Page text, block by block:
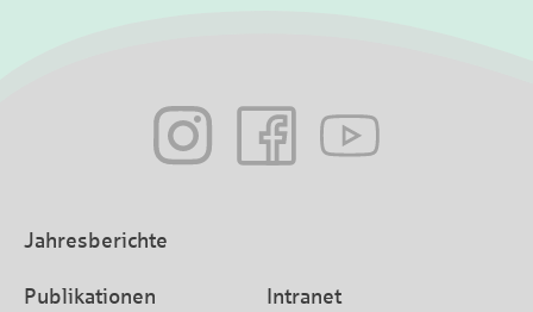
Jahresberichte
Publikationen Intranet